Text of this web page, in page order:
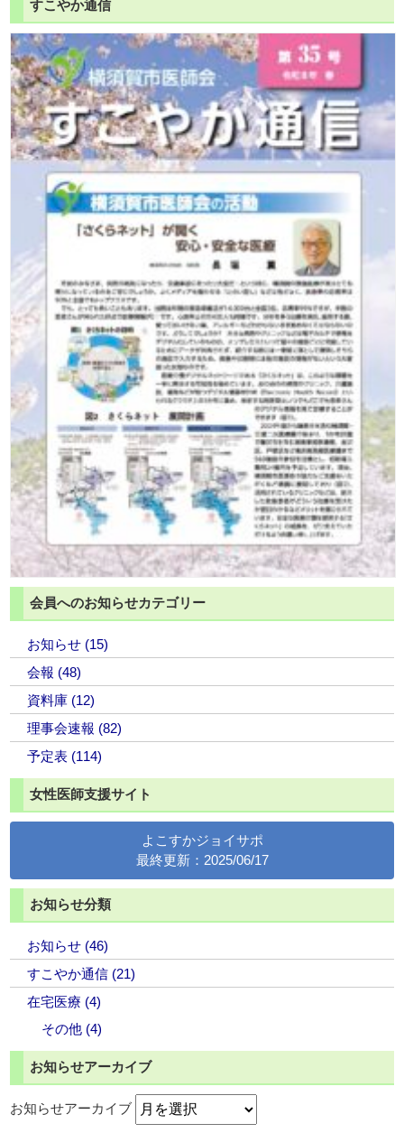
すこやか通信
会員へのお知らせカテゴリー
お知らせ (15)
会報 (48)
資料庫 (12)
理事会速報 (82)
予定表 (114)
女性医師支援サイト
よこすかジョイサポ
最終更新：2025/06/17
お知らせ分類
お知らせ (46)
すこやか通信 (21)
在宅医療 (4)
その他 (4)
お知らせアーカイブ
お知らせアーカイブ